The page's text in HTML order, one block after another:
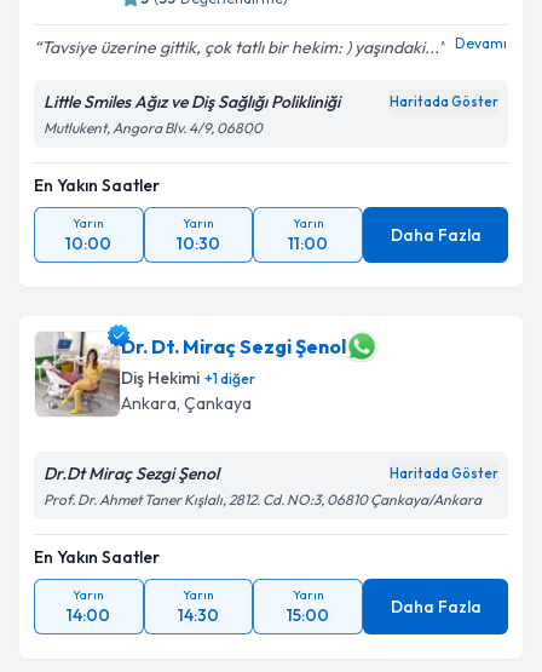
Tavsiye üzerine gittik, çok tatlı bir hekim: ) yaşındaki... Devamı
Little Smiles Ağız ve Diş Sağlığı Polikliniği Haritada Göster
Mutlukent, Angora Blv. 4/9, 06800
En Yakın Saatler
Yarın
10:00
Yarın
10:30
Yarın
11:00 Daha Fazla
Dr. Dt. Miraç Sezgi Şenol
Diş Hekimi +1diğer
Ankara, Çankaya
Dr.Dt Miraç Sezgi Şenol Haritada Göster
Prof. Dr. Ahmet Taner Kışlalı, 2812. Cd. NO:3, 06810 Çankaya/Ankara
En Yakın Saatler
Yarın
14:00
Yarın
14:30
Yarın
15:00 Daha Fazla